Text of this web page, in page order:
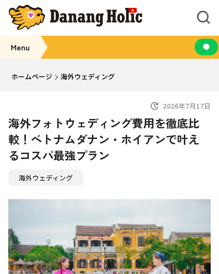
Menu
ホームページ 海外ウェディング
2026年7月17日
海外フォトウェディング費用を徹底比
較！ベトナムダナン・ホイアンで叶え
るコスパ最強プラン
海外ウェディング